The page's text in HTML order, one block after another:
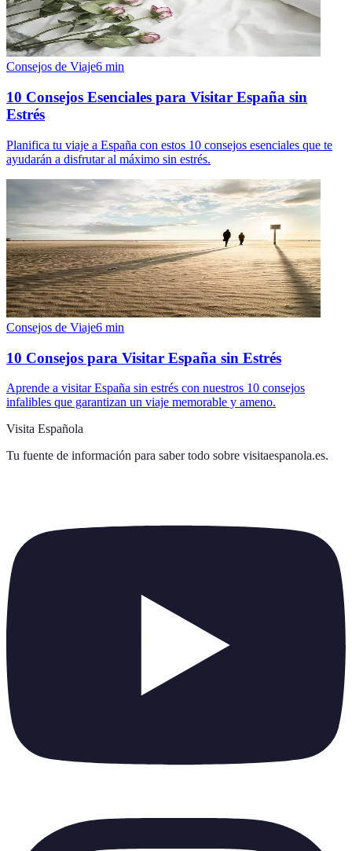
Consejos de Viaje6 min
10 Consejos Esenciales para Visitar España sin
Estrés
Planifica tu viaje a España con estos 10 consejos esenciales que te
ayudarán a disfrutar al máximo sin estrés.
Consejos de Viaje6 min
10 Consejos para Visitar España sin Estrés
Aprende a visitar España sin estrés con nuestros 10 consejos
infalibles que garantizan un viaje memorable y ameno.
Visita Española
Tu fuente de información para saber todo sobre visitaespanola.es.